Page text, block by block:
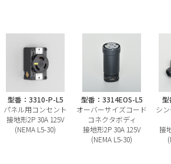
型番：3310-P-L5
パネル用コンセント
接地形2P 30A 125V
(NEMA L5-30)
型番：3314EOS-L5
オーバーサイズコード
コネクタボディ
接地形2P 30A 125V
(NEMA L5-30)
型
シ
接